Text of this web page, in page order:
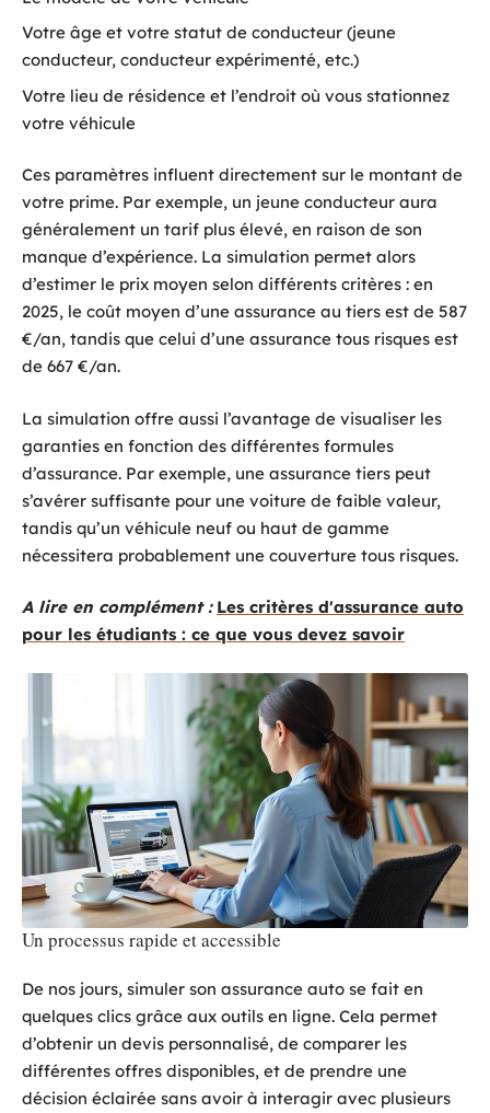
Votre âge et votre statut de conducteur (jeune
conducteur, conducteur expérimenté, etc.)
Votre lieu de résidence et l’endroit où vous stationnez
votre véhicule
Ces paramètres influent directement sur le montant de
votre prime. Par exemple, un jeune conducteur aura
généralement un tarif plus élevé, en raison de son
manque d’expérience. La simulation permet alors
d’estimer le prix moyen selon différents critères : en
2025, le coût moyen d’une assurance au tiers est de 587
€/an, tandis que celui d’une assurance tous risques est
de 667 €/an.
La simulation offre aussi l’avantage de visualiser les
garanties en fonction des différentes formules
d’assurance. Par exemple, une assurance tiers peut
s’avérer suffisante pour une voiture de faible valeur,
tandis qu’un véhicule neuf ou haut de gamme
nécessitera probablement une couverture tous risques.
A lire en complément : Les critères d'assurance auto
pour les étudiants : ce que vous devez savoir
Un processus rapide et accessible
De nos jours, simuler son assurance auto se fait en
quelques clics grâce aux outils en ligne. Cela permet
d’obtenir un devis personnalisé, de comparer les
différentes offres disponibles, et de prendre une
décision éclairée sans avoir à interagir avec plusieurs